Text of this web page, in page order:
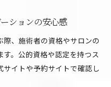
ションの安心感
際、施術者の資格やサロンの
。公的資格や認定を持つス
イトや予約サイトで確認し